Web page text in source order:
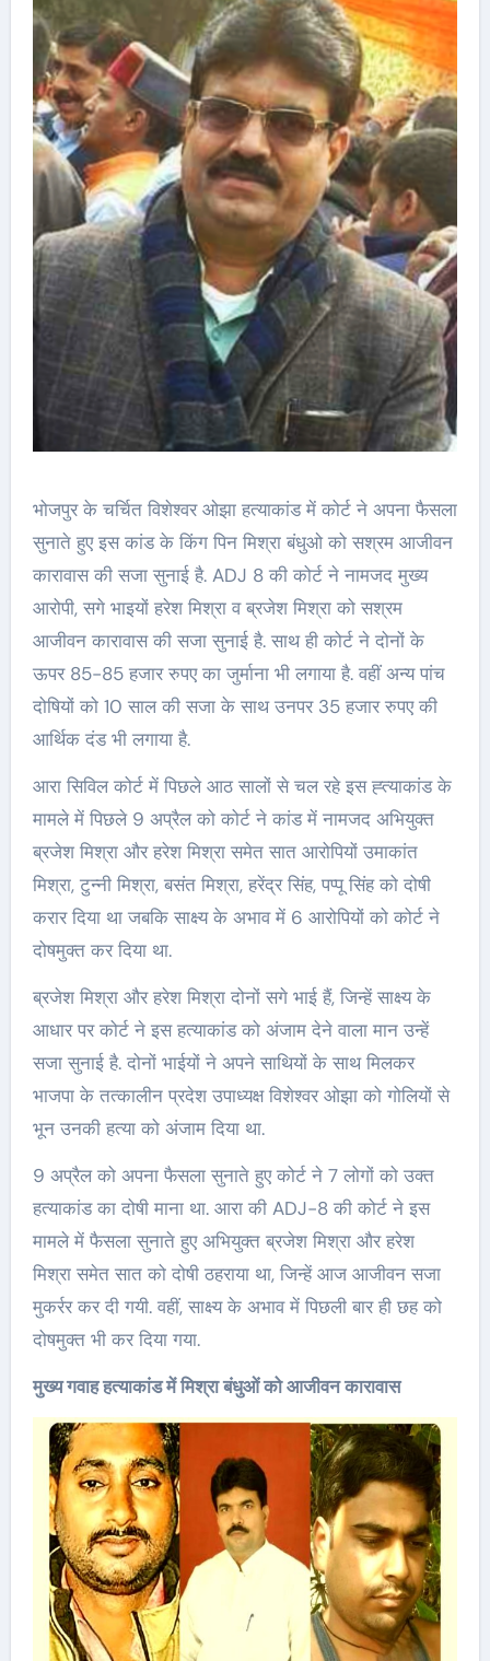
भोजपुर के चर्चित विशेश्वर ओझा हत्याकांड में कोर्ट ने अपना फैसला
सुनाते हुए इस कांड के किंग पिन मिश्रा बंधुओ को सश्रम आजीवन
कारावास की सजा सुनाई है. ADJ 8 की कोर्ट ने नामजद मुख्य
आरोपी, सगे भाइयों हरेश मिश्रा व ब्रजेश मिश्रा को सश्रम
आजीवन कारावास की सजा सुनाई है. साथ ही कोर्ट ने दोनों के
ऊपर 85-85 हजार रुपए का जुर्माना भी लगाया है. वहीं अन्य पांच
दोषियों को 10 साल की सजा के साथ उनपर 35 हजार रुपए की
आर्थिक दंड भी लगाया है.
आरा सिविल कोर्ट में पिछले आठ सालों से चल रहे इस ह्त्याकांड के
मामले में पिछले 9 अप्रैल को कोर्ट ने कांड में नामजद अभियुक्त
ब्रजेश मिश्रा और हरेश मिश्रा समेत सात आरोपियों उमाकांत
मिश्रा, टुन्नी मिश्रा, बसंत मिश्रा, हरेंद्र सिंह, पप्पू सिंह को दोषी
करार दिया था जबकि साक्ष्य के अभाव में 6 आरोपियों को कोर्ट ने
दोषमुक्त कर दिया था.
ब्रजेश मिश्रा और हरेश मिश्रा दोनों सगे भाई हैं, जिन्हें साक्ष्य के
आधार पर कोर्ट ने इस हत्याकांड को अंजाम देने वाला मान उन्हें
सजा सुनाई है. दोनों भाईयों ने अपने साथियों के साथ मिलकर
भाजपा के तत्कालीन प्रदेश उपाध्यक्ष विशेश्वर ओझा को गोलियों से
भून उनकी हत्या को अंजाम दिया था.
9 अप्रैल को अपना फैसला सुनाते हुए कोर्ट ने 7 लोगों को उक्त
हत्याकांड का दोषी माना था. आरा की ADJ-8 की कोर्ट ने इस
मामले में फैसला सुनाते हुए अभियुक्त ब्रजेश मिश्रा और हरेश
मिश्रा समेत सात को दोषी ठहराया था, जिन्हें आज आजीवन सजा
मुकर्रर कर दी गयी. वहीं, साक्ष्य के अभाव में पिछली बार ही छह को
दोषमुक्त भी कर दिया गया.
मुख्य गवाह हत्याकांड में मिश्रा बंधुओं को आजीवन कारावास